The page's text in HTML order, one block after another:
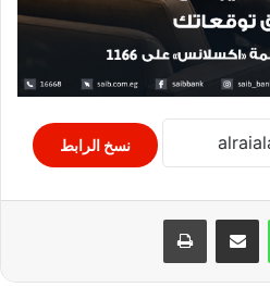
نسخ الرابط
واتساب مشاركة عبر البريد طباعة